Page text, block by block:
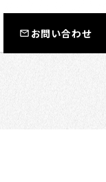
お問い合わせ